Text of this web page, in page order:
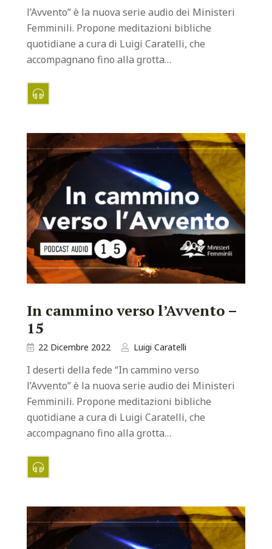
l’Avvento” è la nuova serie audio dei Ministeri
Femminili. Propone meditazioni bibliche
quotidiane a cura di Luigi Caratelli, che
accompagnano fino alla grotta…
In cammino verso l’Avvento –
15
22 Dicembre 2022 Luigi Caratelli
I deserti della fede “In cammino verso
l’Avvento” è la nuova serie audio dei Ministeri
Femminili. Propone meditazioni bibliche
quotidiane a cura di Luigi Caratelli, che
accompagnano fino alla grotta…